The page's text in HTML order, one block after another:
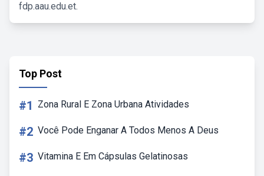
fdp.aau.edu.et.
Top Post
#1 Zona Rural E Zona Urbana Atividades
#2 Você Pode Enganar A Todos Menos A Deus
#3 Vitamina E Em Cápsulas Gelatinosas